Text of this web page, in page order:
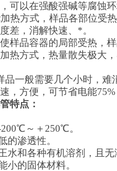
可以在强酸强碱等腐蚀环
热方式，样品各部位受
差，消解快速、*。
样品容器的局部受热，
热方式，热量散失极大
品一般需要几个小时，难
，方便，可节省电能75%
特点：
℃ ～＋250℃。
的渗透性。
水和各种有机溶剂，且无
小的固体材料。